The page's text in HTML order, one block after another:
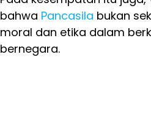
bahwa Pancasila bukan
moral dan etika dalam
bernegara.